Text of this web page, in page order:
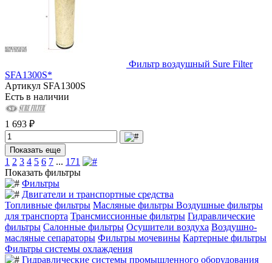
Фильтр воздушный Sure Filter
SFA1300S*
Артикул SFA1300S
Есть в наличии
1 693 ₽
Показать еще
1 2 3 4 5 6 7 ... 171
Показать фильтры
Фильтры
Двигатели и транспортные средства
Топливные фильтры Масляные фильтры Воздушные фильтры
для транспорта Трансмиссионные фильтры Гидравлические
фильтры Салонные фильтры Осушители воздуха Воздушно-
масляные сепараторы Фильтры мочевины Картерные фильтры
Фильтры системы охлаждения
Гидравлические системы промышленного оборудования